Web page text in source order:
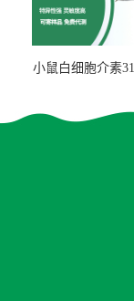
小鼠白细胞介素